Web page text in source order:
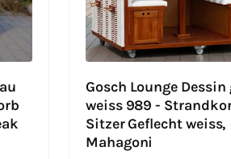
Gosch Lounge Dessin
weiss 989 -
Sitzer Geflecht weiss,
Mahagoni